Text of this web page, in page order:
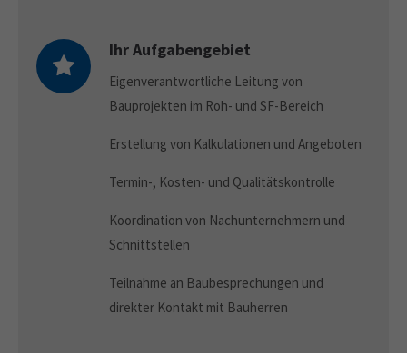
Ihr Aufgabengebiet
Eigenverantwortliche Leitung von
Bauprojekten im Roh- und SF-Bereich
Erstellung von Kalkulationen und Angeboten
Termin-, Kosten- und Qualitätskontrolle
Koordination von Nachunternehmern und
Schnittstellen
Teilnahme an Baubesprechungen und
direkter Kontakt mit Bauherren